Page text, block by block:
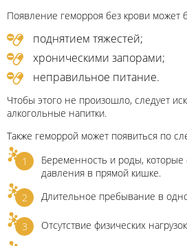
Появление геморроя без крови может
поднятием тяжестей;
хроническими запорами;
неправильное питание.
Чтобы этого не произошло, следует
алкогольные напитки.
Также геморрой может появиться по
Беременность и роды,
давления в прямой кишке.
Длительное пребывание в
Отсутствие физических